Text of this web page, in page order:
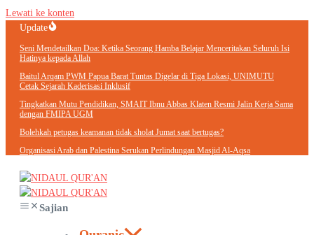
Lewati ke konten
Update
Seni Mendetailkan Doa: Ketika Seorang Hamba Belajar Menceritakan Seluruh Isi
Hatinya kepada Allah
Baitul Arqam PWM Papua Barat Tuntas Digelar di Tiga Lokasi, UNIMUTU
Cetak Sejarah Kaderisasi Inklusif
Tingkatkan Mutu Pendidikan, SMAIT Ibnu Abbas Klaten Resmi Jalin Kerja Sama
dengan FMIPA UGM
Bolehkah petugas keamanan tidak sholat Jumat saat bertugas?
Organisasi Arab dan Palestina Serukan Perlindungan Masjid Al-Aqsa
Sajian